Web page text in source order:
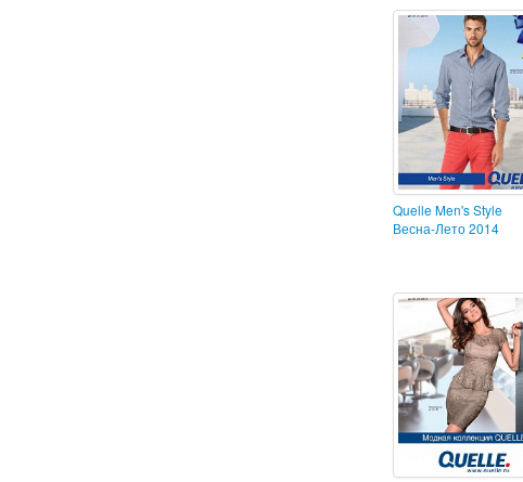
Quelle Men's Style
Весна-Лето 2014